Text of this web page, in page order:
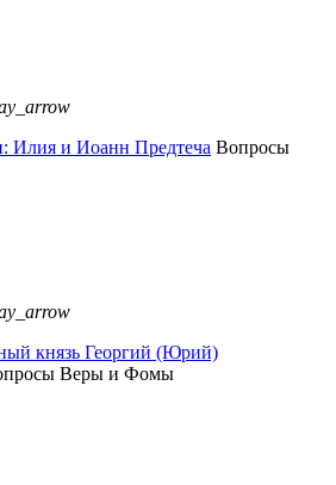
Илия и Иоанн Предтеча Вопросы
князь Георгий (Юрий)
Веры и Фомы